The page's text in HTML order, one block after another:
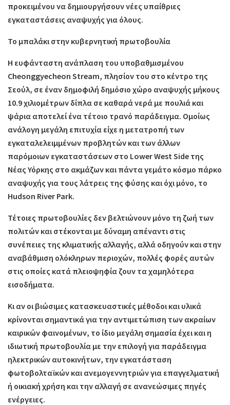
προκειμένου να δημιουργήσουν νέες υπαίθριες
εγκαταστάσεις αναψυχής για όλους.
Το μπαλάκι στην κυβερνητική πρωτοβουλία
Η ευφάνταστη ανάπλαση του υποβαθμισμένου
Cheonggyecheon Stream, πλησίον του στο κέντρο της
Σεούλ, σε έναν δημοφιλή δημόσιο χώρο αναψυχής μήκους
10.9 χιλιομέτρων δίπλα σε καθαρά νερά με πουλιά και
ψάρια αποτελεί ένα τέτοιο τρανό παράδειγμα. Ομοίως
ανάλογη μεγάλη επιτυχία είχε η μετατροπή των
εγκαταλελειμμένων προβλητών και των άλλων
παρόμοιων εγκαταστάσεων στο Lower West Side της
Νέας Υόρκης στο ακμάζων και πάντα γεμάτο κόσμο πάρκο
αναψυχής για τους λάτρεις της φύσης και όχι μόνο, το
Hudson River Park.
Τέτοιες πρωτοβουλίες δεν βελτιώνουν μόνο τη ζωή των
πολιτών και στέκονται με δύναμη απέναντι στις
συνέπειες της κλιματικής αλλαγής, αλλά οδηγούν και στην
αναβάθμιση ολόκληρων περιοχών, πολλές φορές αυτών
στις οποίες κατά πλειοψηφία ζουν τα χαμηλότερα
εισοδήματα.
Κι αν οι βιώσιμες κατασκευαστικές μέθοδοι και υλικά
κρίνονται σημαντικά για την αντιμετώπιση των ακραίων
καιρικών φαινομένων, το ίδιο μεγάλη σημασία έχει και η
ιδιωτική πρωτοβουλία με την επιλογή για παράδειγμα
ηλεκτρικών αυτοκινήτων, την εγκατάσταση
φωτοβολταϊκών και ανεμογεννητριών για επαγγελματική
ή οικιακή χρήση και την αλλαγή σε ανανεώσιμες πηγές
ενέργειες.